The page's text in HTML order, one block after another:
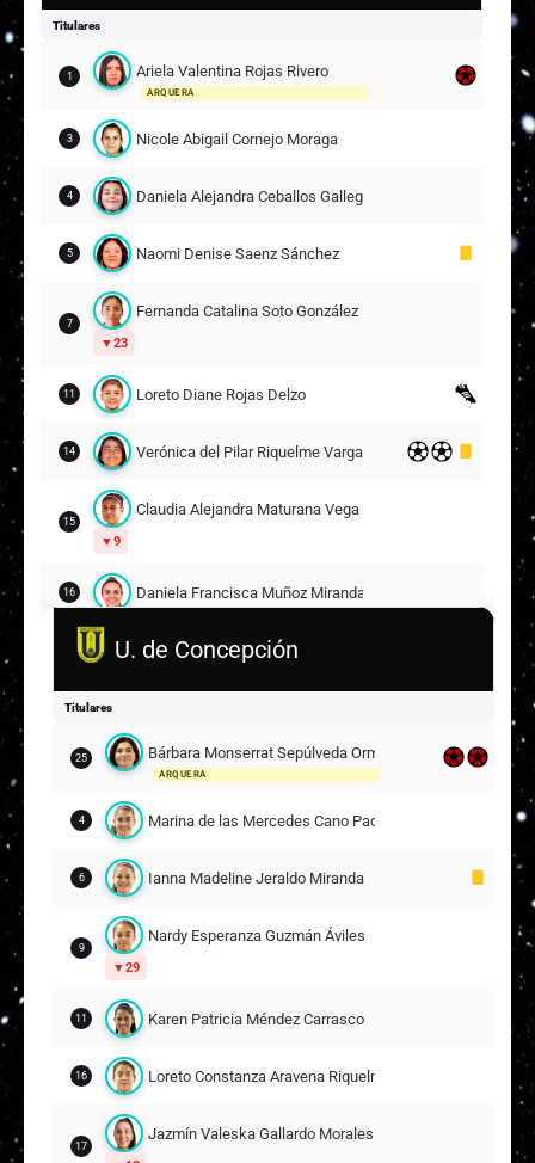
Titulares
1 Ariela Valentina Rojas Rivero
ARQUERA
3 Nicole Abigail Cornejo Moraga
4 Daniela Alejandra Ceballos Gallegos
5 Naomi Denise Saenz Sánchez
7
Fernanda Catalina Soto González
23
11 Loreto Diane Rojas Delzo
14 Verónica del Pilar Riquelme Vargas
15
Claudia Alejandra Maturana Vega
9
16 Daniela Francisca Muñoz Miranda
Zavka Andrea Alfaro Marschhausen
19
Suplentes
Yazmín Colette Torrealba Valenzuela
15
7
U. de Concepción
Titulares
25 Bárbara Monserrat Sepúlveda Ormeño
ARQUERA
4 Marina de las Mercedes Cano Pacheco
6 Ianna Madeline Jeraldo Miranda
9
Nardy Esperanza Guzmán Áviles
29
11 Karen Patricia Méndez Carrasco
16 Loreto Constanza Aravena Riquelme
17
Jazmín Valeska Gallardo Morales